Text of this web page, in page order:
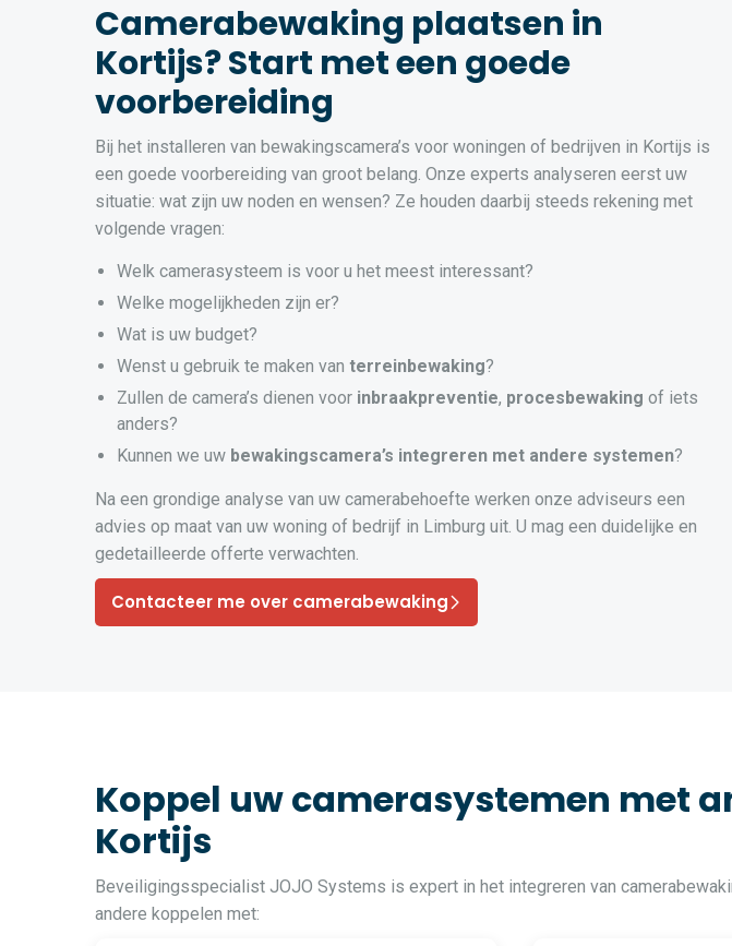
Camerabewaking plaatsen in
Kortijs? Start met een goede
voorbereiding
Bij het installeren van bewakingscamera’s voor woningen of bedrijven in Kortijs is
een goede voorbereiding van groot belang. Onze experts analyseren eerst uw
situatie: wat zijn uw noden en wensen? Ze houden daarbij steeds rekening met
volgende vragen:
Welk camerasysteem is voor u het meest interessant?
Welke mogelijkheden zijn er?
Wat is uw budget?
Wenst u gebruik te maken van terreinbewaking?
Zullen de camera’s dienen voor inbraakpreventie, procesbewaking of iets
anders?
Kunnen we uw bewakingscamera’s integreren met andere systemen?
Na een grondige analyse van uw camerabehoefte werken onze adviseurs een
advies op maat van uw woning of bedrijf in Limburg uit. U mag een duidelijke en
gedetailleerde offerte verwachten.
Contacteer me over camerabewaking
Koppel uw camerasystemen met
Kortijs
Beveiligingsspecialist JOJO Systems is expert in het integreren van
andere koppelen met: